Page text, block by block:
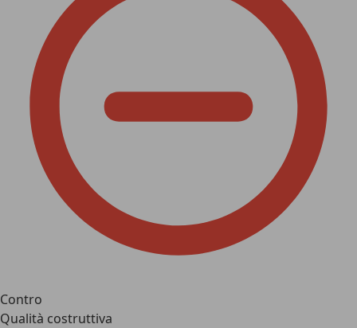
Contro
Qualità costruttiva